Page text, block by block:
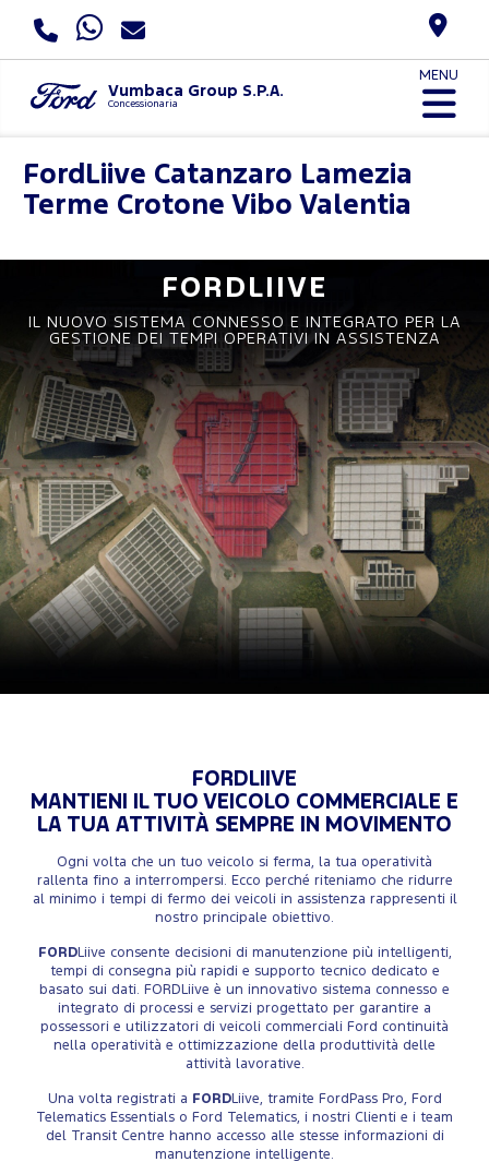
Vumbaca Group S.P.A.
Concessionaria
MENU
FordLiive Catanzaro Lamezia
Terme Crotone Vibo Valentia
FORDLIIVE
IL NUOVO SISTEMA CONNESSO E INTEGRATO PER LA
GESTIONE DEI TEMPI OPERATIVI IN ASSISTENZA
FORDLIIVE
MANTIENI IL TUO VEICOLO COMMERCIALE E
LA TUA ATTIVITÀ SEMPRE IN MOVIMENTO
Ogni volta che un tuo veicolo si ferma, la tua operatività
rallenta fino a interrompersi. Ecco perché riteniamo che ridurre
al minimo i tempi di fermo dei veicoli in assistenza rappresenti il
nostro principale obiettivo.
FORDLiive consente decisioni di manutenzione più intelligenti,
tempi di consegna più rapidi e supporto tecnico dedicato e
basato sui dati. FORDLiive è un innovativo sistema connesso e
integrato di processi e servizi progettato per garantire a
possessori e utilizzatori di veicoli commerciali Ford continuità
nella operatività e ottimizzazione della produttività delle
attività lavorative.
Una volta registrati a FORDLiive, tramite FordPass Pro, Ford
Telematics Essentials o Ford Telematics, i nostri Clienti e i team
del Transit Centre hanno accesso alle stesse informazioni di
manutenzione intelligente.